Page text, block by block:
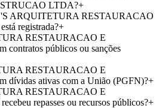
LTDA?+
ARQUITETURA RESTAURACAO
registrada?+
RESTAURACAO E
públicos ou sanções
RESTAURACAO E
dívidas ativas com a União (PGFN)?+
RESTAURACAO E
repasses ou recursos públicos?+